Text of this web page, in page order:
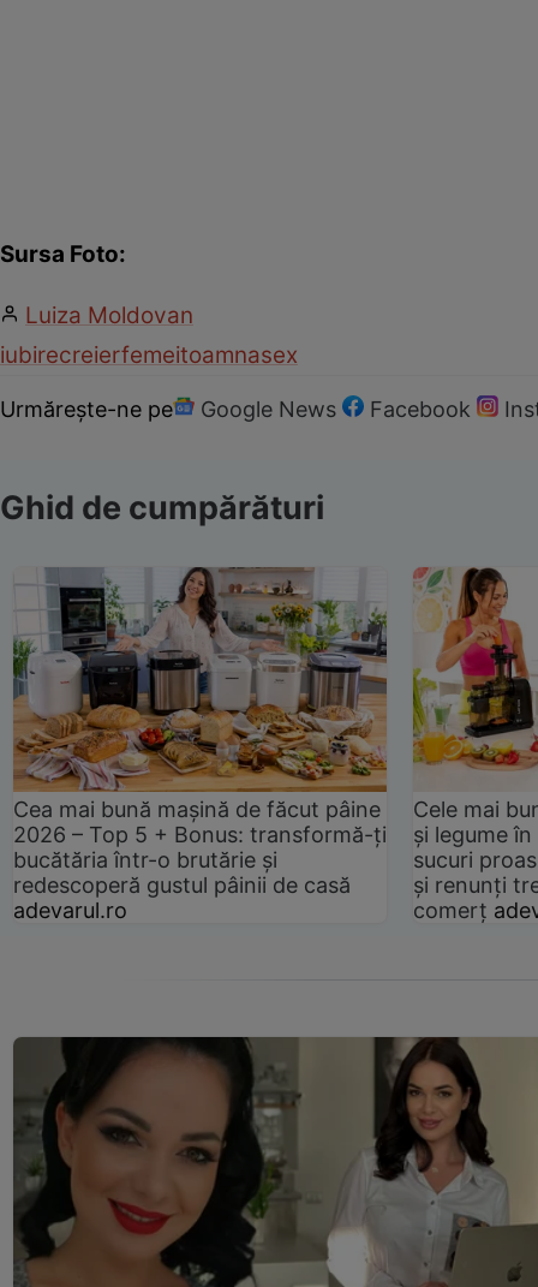
Sursa Foto:
Luiza Moldovan
iubirecreierfemeitoamnasex
Urmărește-ne pe Google News Facebook
Ghid de cumpărături
Cea mai bună mașină de făcut pâine
2026 – Top 5 + Bonus: transformă-ți
bucătăria într-o brutărie și
redescoperă gustul pâinii de casă
adevarul.ro
Cele mai
și legume
sucuri
și renunți
comerț